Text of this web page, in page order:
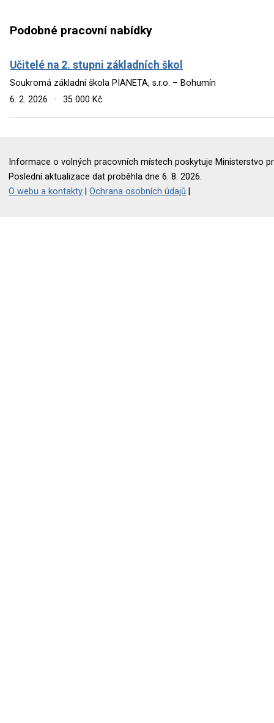
Podobné pracovní nabídky
Učitelé na 2. stupni základních škol
Soukromá základní škola PIANETA, s.r.o. – Bohumín
6. 2. 2026
· 35 000 Kč
Informace o volných pracovních místech poskytuje Ministerstvo
Poslední aktualizace dat proběhla dne 6. 8. 2026.
O webu a kontakty |Ochrana osobních údajů